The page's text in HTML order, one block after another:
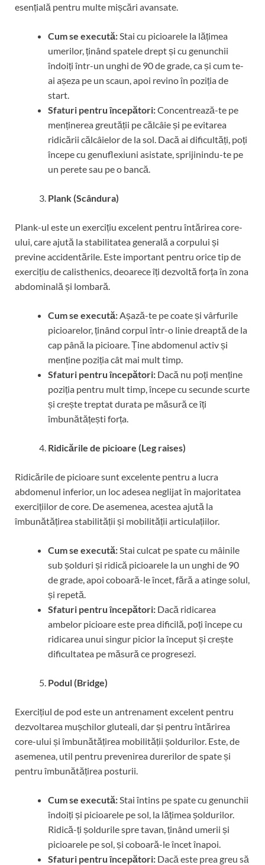
esențială pentru multe mișcări avansate.
Cum se execută: Stai cu picioarele la lățimea
umerilor, ținând spatele drept și cu genunchii
îndoiți într-un unghi de 90 de grade, ca și cum te-
ai așeza pe un scaun, apoi revino în poziția de
start.
Sfaturi pentru începători:Concentrează-te pe
menținerea greutății pe călcâie și pe evitarea
ridicării călcâielor de la sol. Dacă ai dificultăți, poți
începe cu genuflexiuni asistate, sprijinindu-te pe
un perete sau pe o bancă.
Plank (Scândura)
Plank-ul este un exercițiu excelent pentru întărirea core-
ului, care ajută la stabilitatea generală a corpului și
previne accidentările. Este important pentru orice tip de
exercițiu de calisthenics, deoarece îți dezvoltă forța în zona
abdominală și lombară.
Cum se execută: Așază-te pe coate și vârfurile
picioarelor, ținând corpul într-o linie dreaptă de la
cap până la picioare. Ține abdomenul activ și
menține poziția cât mai mult timp.
Sfaturi pentru începători: Dacă nu poți menține
poziția pentru mult timp, începe cu secunde scurte
și crește treptat durata pe măsură ce îți
îmbunătățești forța.
Ridicările de picioare (Leg raises)
Ridicările de picioare sunt excelente pentru a lucra
abdomenul inferior, un loc adesea neglijat în majoritatea
exercițiilor de core. De asemenea, acestea ajută la
îmbunătățirea stabilității și mobilității articulațiilor.
Cum se execută: Stai culcat pe spate cu mâinile
sub șolduri și ridică picioarele la un unghi de 90
de grade, apoi coboară-le încet, fără a atinge solul,
și repetă.
Sfaturi pentru începători: Dacă ridicarea
ambelor picioare este prea dificilă, poți începe cu
ridicarea unui singur picior la început și crește
dificultatea pe măsură ce progresezi.
Podul (Bridge)
Exercițiul de pod este un antrenament excelent pentru
dezvoltarea mușchilor gluteali, dar și pentru întărirea
core-ului și îmbunătățirea mobilității șoldurilor. Este, de
asemenea, util pentru prevenirea durerilor de spate și
pentru îmbunătățirea posturii.
Cum se execută: Stai întins pe spate cu genunchii
îndoiți și picioarele pe sol, la lățimea șoldurilor.
Ridică-ți șoldurile spre tavan, ținând umerii și
picioarele pe sol, și coboară-le încet înapoi.
Sfaturi pentru începători: Dacă este prea greu să